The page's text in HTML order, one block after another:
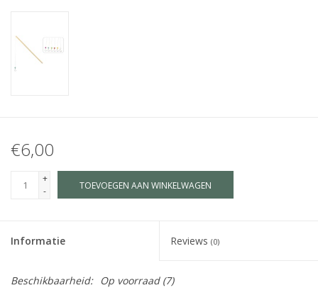
€6,00
+
-
TOEVOEGEN AAN WINKELWAGEN
Informatie Reviews (0)
Beschikbaarheid: Op voorraad(7)